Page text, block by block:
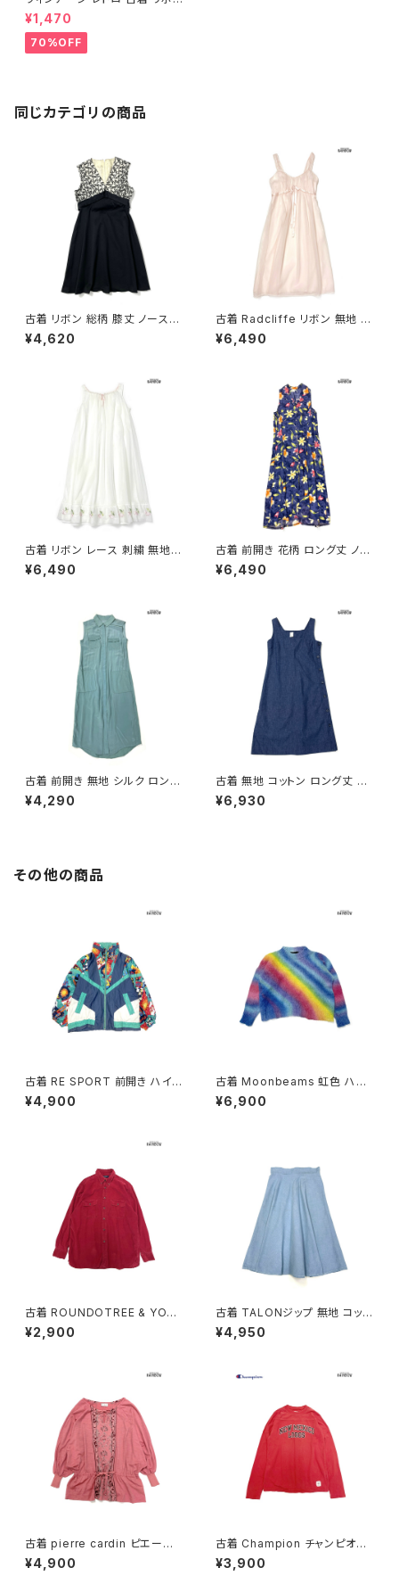
無地 コットン ロング丈 ノースリ
ーブ シャツ ワンピース 青 (otu
2305216)
¥1,470
70%OFF
同じカテゴリの商品
古着 リボン 総柄 膝丈 ノースリ
ーブ ワンピース 黒 (oa26070
13)
¥4,620
古着 Radcliffe リボン 無地 シ
フォン ナイロン ロング丈 ノース
リーブ ワンピース ピンク (otu2
¥6,490
古着 リボン レース 刺繍 無地
シフォン ロング丈 ノースリーブ
ワンピース 白 生成り (otu260
¥6,490
古着 前開き 花柄 ロング丈 ノー
スリーブ ワンピース 紺 (otu26
05058)
¥6,490
古着 前開き 無地 シルク ロング
丈 ノースリーブ ワンピース くす
み 緑 (otu2606061)
¥4,290
古着 無地 コットン ロング丈 ノ
ースリーブ ワンピース 紺 (otu
2606007)
¥6,930
その他の商品
古着 RE SPORT 前開き ハイ
ネック 総柄 ナイロン 長袖 アウ
ター ヘビージャケット 緑 紺 (tt
¥4,900
古着 Moonbeams 虹色 ハイ
ネック 総柄 長袖 ニット セータ
ー カラフル 水色 (ttu2501051)
¥6,900
古着 ROUNDOTREE & YORK
E ラウンドツリーアンドヨーク
前開き 無地 コーデュロイ 長袖
¥2,900
古着 TALONジップ 無地 コット
ン 膝丈 スカート 青 水色 (ba2
607003)
¥4,950
古着 pierre cardin ピエール・
カルダン リボン 総柄 カットソー
長袖 ブラウス サーモンピンク (t
¥4,900
古着 Champion チャンピオン
NEW MEXICO LOBOS プリン
ト カットソー 長袖 Ｔシャツ 赤 (t
¥3,900